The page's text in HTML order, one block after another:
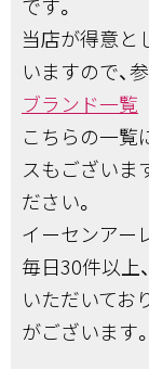
当店が得意と
いますので、
ブランド一覧
こちらの一覧
スもございま
ださい。
イーセンアー
毎日30件以上
いただいてお
がございます。